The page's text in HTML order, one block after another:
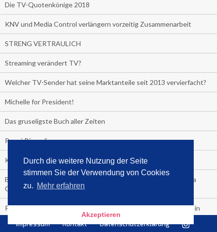
Durch die weitere Nutzung der Seite
stimmen Sie der Verwendung von Cookies
zu. Mehr erfahren
Akzeptieren
Die TV-Quotenkönige 2018
KNV und Media Control verlängern vorzeitig Zusammenarbeit
STRENG VERTRAULICH
Streaming verändert TV?
Welcher TV-Sender hat seine Marktanteile seit 2013 vervierfacht?
Michelle for President!
Das gruseligste Buch aller Zeiten
Promi-Biografien
Kerkeling erhält Spitzenfeder für meistverkauftes Buch
Börsenverein und MVB verlängern vorzeitig Verträge mit Media
Control bis 2024
PocketBook, Ceebo und Umbreit bringen Hörbuch-Downloads in
die Cloud
Impressum Kontakt Datenschutzerklärung